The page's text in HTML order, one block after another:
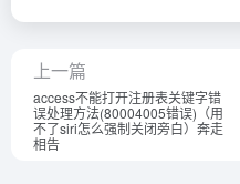
上一篇
access不能打开注册表关键字错
误处理方法(80004005错误)（用
不了siri怎么强制关闭旁白）奔走
相告